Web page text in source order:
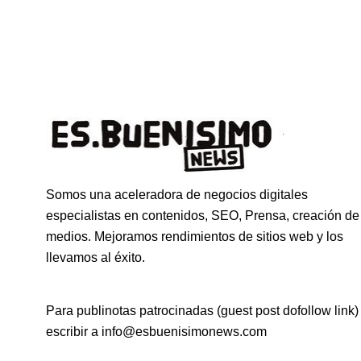
Somos una aceleradora de negocios digitales
especialistas en contenidos, SEO, Prensa, creación de
medios. Mejoramos rendimientos de sitios web y los
llevamos al éxito.
Para publinotas patrocinadas (guest post dofollow link)
escribir a info@esbuenisimonews.com